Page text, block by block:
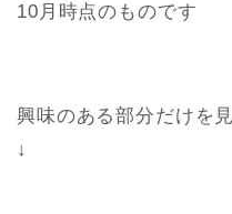
10月時点のものです
興味のある部分だけを
↓